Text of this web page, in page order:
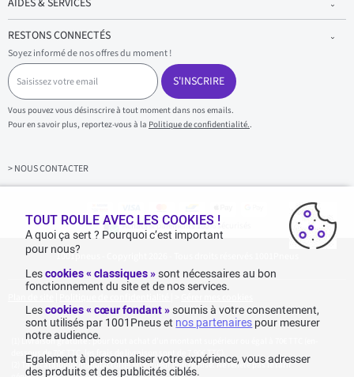
AIDES & SERVICES
RESTONS CONNECTÉS
Soyez informé de nos offres du moment !
S
a
i
s
i
s
z
v
S'INSCRIRE
Vous pouvez vous désinscrire à tout moment dans nos emails.
Pour en savoir plus, reportez-vous à la Politique de confidentialité..
> NOUS CONTACTER
Achats & paiements 100% sécurisés
1001pneus - Copyright 2026 - Tous droits réservés 1001Pneus
Livraison gratuite : pour tout achat d'un montant supérieur ou égal à 70€ TTC (en-
dessous de 70€ TTC, les frais de livraison sont de 7,90€ TTC).
Tarif catalogue manufacturier en vigueur non remisé. Ne reflète pas le tarif
TOUT ROULE AVEC LES COOKIES !
A quoi ça sert ? Pourquoi c’est important
pour nous?
Lescookies « classiques »sont nécessaires au bon
fonctionnement du site et de nos services.
Lescookies « cœur fondant » soumis à votre consentement,
sont utilisés par 1001Pneus et nos partenaires pour mesurer
notre audience.
Egalement à personnaliser votre expérience, vous adresser
des produits et des publicités ciblés.